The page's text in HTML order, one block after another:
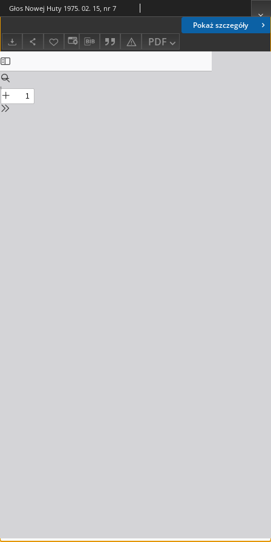
Pokaż szczegóły
PDF
Głos Nowej Huty 1975. 02. 15, nr 7